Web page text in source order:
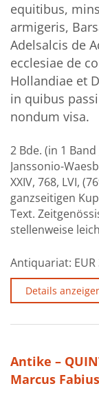
Über uns
Aktuelles
Meine
Glossar
Warenkorb
Kontakt
Newsletter
equitibus,
armigeris,
Adelsalcis de
ecclesiae de
Hollandiae et
in quibus
nondum visa.
2 Bde. (in 1
Janssonio-
XXIV, 768, LVI,
ganzseitigen
Text.
stellenweise
Antiquariat:
Details
Antike –
Marcus